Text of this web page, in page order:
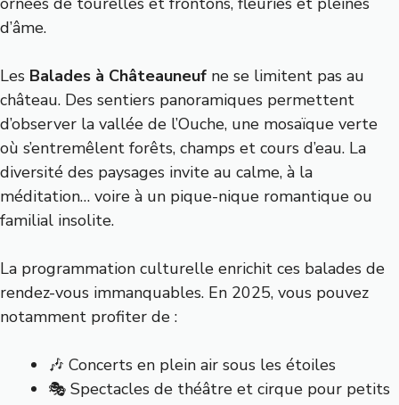
d’âme.
Les Balades à Châteauneuf ne se limitent pas au
château. Des sentiers panoramiques permettent
d’observer la vallée de l’Ouche, une mosaïque verte
où s’entremêlent forêts, champs et cours d’eau. La
diversité des paysages invite au calme, à la
méditation… voire à un pique-nique romantique ou
familial insolite.
La programmation culturelle enrichit ces balades de
rendez-vous immanquables. En 2025, vous pouvez
notamment profiter de :
🎶 Concerts en plein air sous les étoiles
🎭 Spectacles de théâtre et cirque pour petits